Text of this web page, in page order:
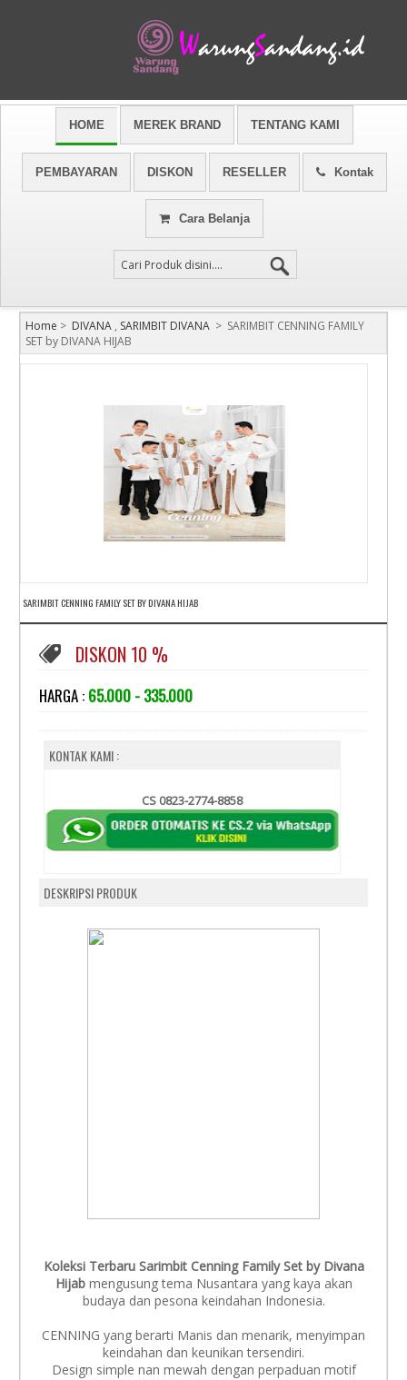
HOME MEREK BRAND TENTANG KAMI
PEMBAYARAN DISKON RESELLER Kontak
Cara Belanja
Home > DIVANA , SARIMBIT DIVANA > SARIMBIT CENNING FAMILY
SET by DIVANA HIJAB
SARIMBIT CENNING FAMILY SET BY DIVANA HIJAB
DISKON 10 %
HARGA : 65.000 - 335.000
KONTAK KAMI :
CS 0823-2774-8858
DESKRIPSI PRODUK
Koleksi Terbaru Sarimbit Cenning Family Set by Divana
Hijab mengusung tema Nusantara yang kaya akan
budaya dan pesona keindahan Indonesia.
CENNING yang berarti Manis dan menarik, menyimpan
keindahan dan keunikan tersendiri.
Design simple nan mewah dengan perpaduan motif